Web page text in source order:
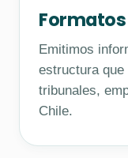
Emitimos
estructura
tribunales,
Chile.